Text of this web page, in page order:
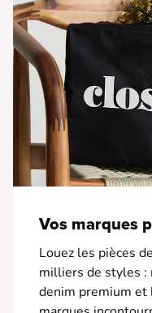
Vos marques
Louez les pièces
milliers de styles :
denim premium et